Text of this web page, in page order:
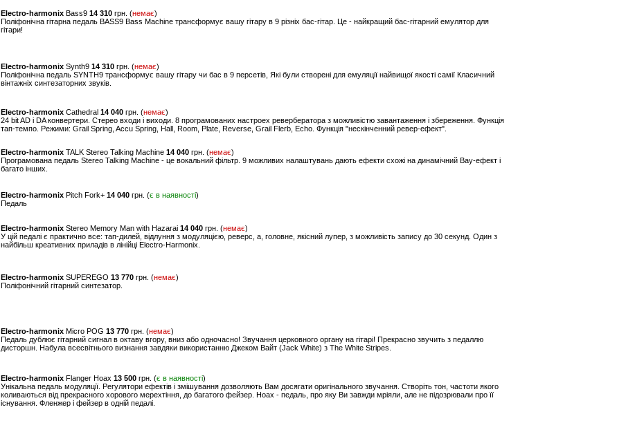
Electro-harmonix Bass9 14 310 грн. (немає)
Поліфонічна гітарна педаль BASS9 Bass Machine трансформує вашу гітару в 9 різніх бас-гітар. Це - найкращий бас-гітарний емулятор для
гітари!
Electro-harmonix Synth9 14 310 грн. (немає)
Поліфонічна педаль SYNTH9 трансформує вашу гітару чи бас в 9 персетів, Які були створені для емуляції найвищої якості самії Класичний
вінтажніх синтезаторних звуків.
Electro-harmonix Cathedral 14 040 грн. (немає)
24 bit AD і DA конвертери. Стерео входи і виходи. 8 програмованих настроех ревербератора з можливістю завантаження і збереження. Функція
тап-темпо. Режими: Grail Spring, Accu Spring, Hall, Room, Plate, Reverse, Grail Flerb, Echo. Функція "нескінченний ревер-ефект".
Electro-harmonix TALK Stereo Talking Machine 14 040 грн. (немає)
Програмована педаль Stereo Talking Machine - це вокальний фільтр. 9 можливих налаштувань дають ефекти схожі на динамічний Вау-ефект і
багато інших.
Electro-harmonix Pitch Fork+ 14 040 грн. (є в наявності)
Педаль
Electro-harmonix Stereo Memory Man with Hazarai 14 040 грн. (немає)
У цій педалі є практично все: тап-дилей, відлуння з модуляцією, реверс, а, головне, якісний лупер, з можливість запису до 30 секунд. Один з
найбільш креативних приладів в лінійці Electro-Harmonix.
Electro-harmonix SUPEREGO 13 770 грн. (немає)
Поліфонічний гітарний синтезатор.
Electro-harmonix Micro POG 13 770 грн. (немає)
Педаль дублює гітарний сигнал в октаву вгору, вниз або одночасно! Звучання церковного органу на гітарі! Прекрасно звучить з педаллю
дисторшн. Набула всесвітнього визнання завдяки використанню Джеком Вайт (Jack White) з The White Stripes.
Electro-harmonix Flanger Hoax 13 500 грн. (є в наявності)
Унікальна педаль модуляції. Регулятори ефектів і змішування дозволяють Вам досягати оригінального звучання. Створіть тон, частоти якого
коливаються від прекрасного хорового мерехтіння, до багатого фейзер. Hoax - педаль, про яку Ви завжди мріяли, але не підозрювали про її
існування. Фленжер і фейзер в одній педалі.